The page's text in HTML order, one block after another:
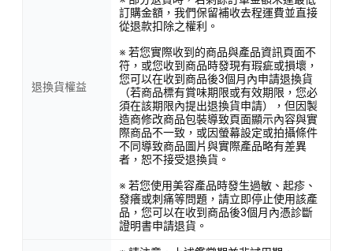
退換貨權益
訂購金額，我們保留補收去程運費並直接
從退款扣除之權利。
※ 若您實際收到的商品與產品資訊頁面不
符，或您收到商品時發現有瑕疵或損壞，
您可以在收到商品後3個月內申請退換貨
（若商品標有賞味期限或有效期限，您必
須在該期限內提出退換貨申請），但因製
造商修改商品包裝導致頁面顯示內容與實
際商品不一致，或因螢幕設定或拍攝條件
不同導致商品圖片與實際產品略有差異
者，恕不接受退換貨。
※ 若您使用美容產品時發生過敏、起疹、
發癢或刺痛等問題，請立即停止使用該產
品，您可以在收到商品後3個月內憑診斷
證明書申請退貨。